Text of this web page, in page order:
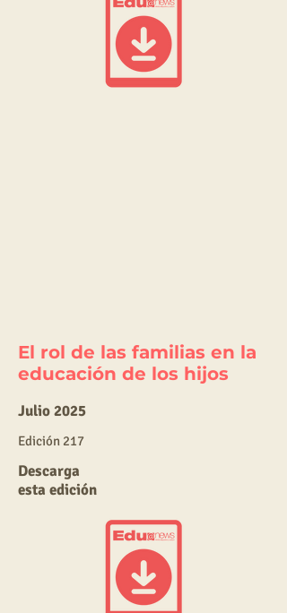
El rol de las familias en la
educación de los hijos
Julio 2025
Edición 217
Descarga
esta edición